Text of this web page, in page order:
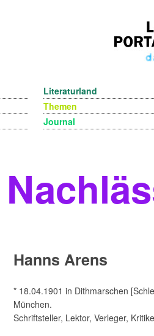
Literaturland
Themen
Journal
Hanns Arens
* 18.04.1901 in Dithmarschen
München.
Schriftsteller, Lektor, Verleger,